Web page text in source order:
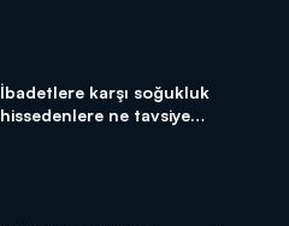
İbadetlere karşı soğukluk
hissedenlere ne tavsiye